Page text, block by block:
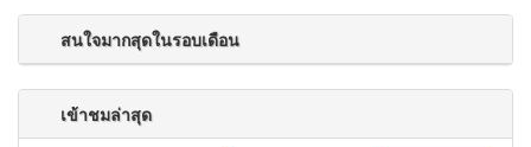
สนใจมากสุดในรอบเดือน
เข้าชมล่าสุด